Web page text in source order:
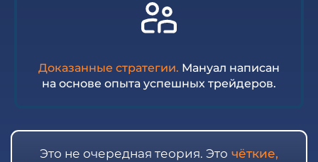
Доказанные стратегии. Мануал написан
на основе опыта успешных трейдеров.
Это не очередная теория. Это чёткие,